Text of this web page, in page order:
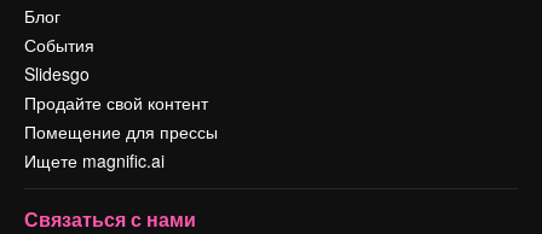
Блог
События
Slidesgo
Продайте свой контент
Помещение для прессы
Ищете magnific.ai
Связаться с нами